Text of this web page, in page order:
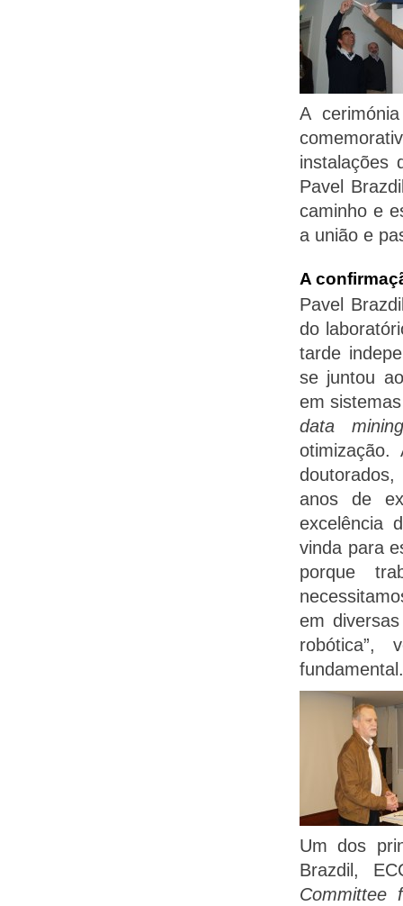
A
instalações
Pavel
caminho e
a união e
A
Pavel
do
tarde
se juntou
em
data mining
anos de
excelência
vinda para
porque
em
robótica”,
fundamental.
Um dos
Brazdil,
Committee